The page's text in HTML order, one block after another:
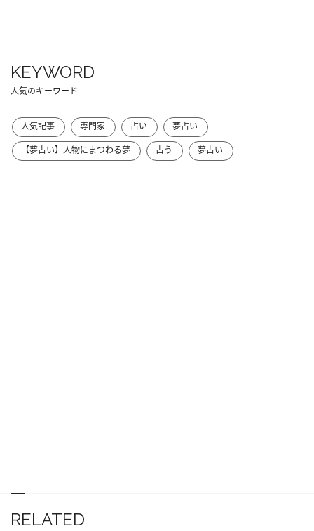
KEYWORD
人気のキーワード
人気記事 専門家 占い
夢占い
【夢占い】人物にまつわる夢
占う 夢占い
RELATED